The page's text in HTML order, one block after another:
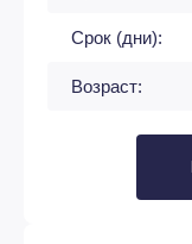
Срок (дни):
Возраст: